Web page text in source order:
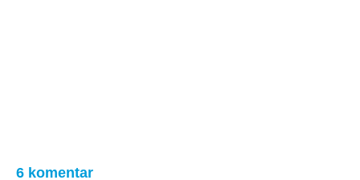
6 komentar